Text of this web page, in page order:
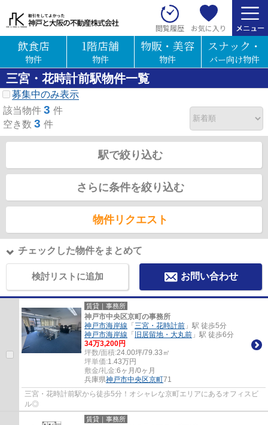
閲覧履歴 お気に入り
飲食店
物件
1階店舗
物件
物販・美容
物件
スナック・
バー向け物件
三宮・花時計前駅物件一覧
募集中のみ表示
該当物件 3 件
空き数 3 件
駅で絞り込む
さらに条件を絞り込む
物件リクエスト
チェックした物件をまとめて
検討リストに追加 お問い合わせ
賃貸｜事務所
神戸市中央区京町の事務所
神戸市海岸線 「 三宮・花時計前 」駅 徒歩5分
神戸市海岸線 「 旧居留地・大丸前 」駅 徒歩6分
34万3,200円
坪数/面積:24.00坪/79.33㎡
坪単価:1.43万円
敷金/礼金:6ヶ月/0ヶ月
兵庫県神戸市中央区京町71
三宮・花時計前駅から徒歩5分！オシャレな京町エリアにあるオフィスビ
ル◎
賃貸｜事務所